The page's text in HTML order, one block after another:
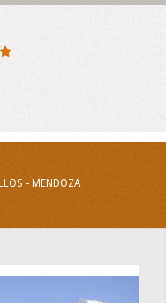
- MENDOZA